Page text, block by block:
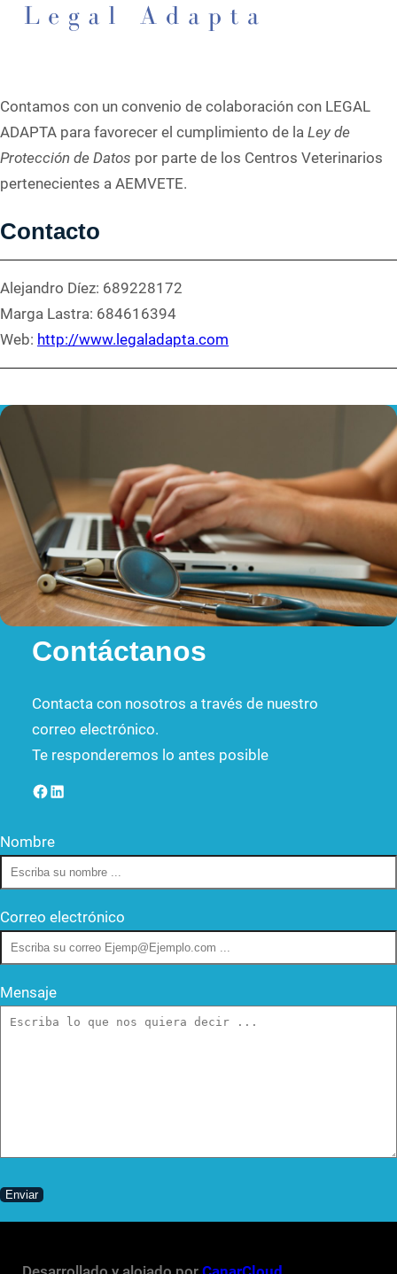
Contamos con un convenio de colaboración con LEGAL
ADAPTA para favorecer el cumplimiento de la Ley de
Protección de Datos por parte de los Centros Veterinarios
pertenecientes a AEMVETE.
Contacto
Alejandro Díez: 689228172
Marga Lastra: 684616394
Web: http://www.legaladapta.com
Contáctanos
Contacta con nosotros a través de nuestro
correo electrónico.
Te responderemos lo antes posible
Facebook LinkedIn
Nombre
Correo electrónico
Mensaje